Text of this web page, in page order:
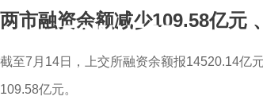
两市融资余额减少109.58亿元 、
截至7月14日，上交所融资余额报14520.14亿
109.58亿元。